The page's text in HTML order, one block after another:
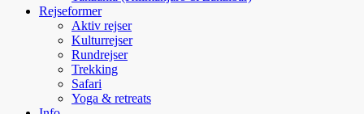
Rejseformer
Aktiv rejser
Kulturrejser
Rundrejser
Trekking
Safari
Yoga & retreats